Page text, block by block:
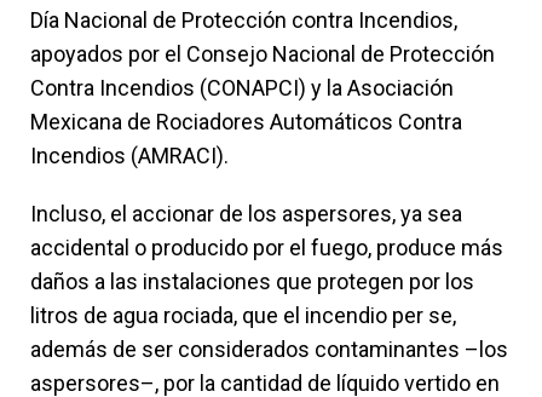
Día Nacional de Protección contra Incendios,
apoyados por el Consejo Nacional de Protección
Contra Incendios (CONAPCI) y la Asociación
Mexicana de Rociadores Automáticos Contra
Incendios (AMRACI).
Incluso, el accionar de los aspersores, ya sea
accidental o producido por el fuego, produce más
daños a las instalaciones que protegen por los
litros de agua rociada, que el incendio per se,
además de ser considerados contaminantes –los
aspersores–, por la cantidad de líquido vertido en